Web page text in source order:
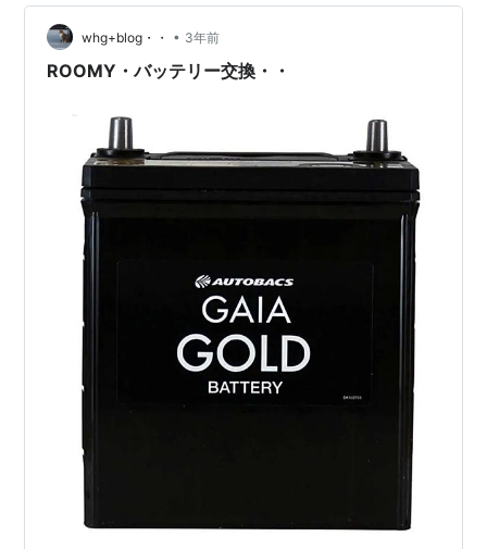
なんとかなるんですよね。そんなこんなで車を手放して
からは必要な時だけレンタカーを借りるようにしていま
した。維持費もほとんどかかりませんから（笑）。趣味
whg+blog・・ • 3年前
ROOMY・バッテリー交換・・